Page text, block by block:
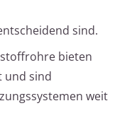
sind.
bieten
und sind
weit